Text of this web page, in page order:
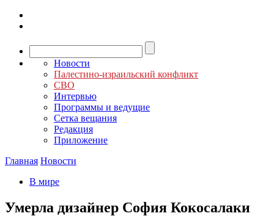
Новости
Палестино-израильский конфликт
СВО
Интервью
Программы и ведущие
Сетка вещания
Редакция
Приложение
Главная Новости
В мире
Умерла дизайнер София Кокосалаки